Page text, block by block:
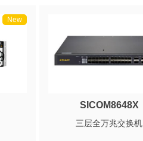
New
SICOM8648X
三层全万兆交换机